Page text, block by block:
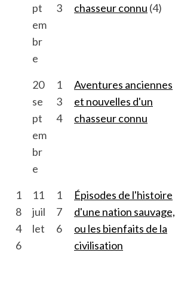
pt
em
br
e
3
chasseur connu (4)
20
se
pt
em
br
e
1
3
4
Aventures anciennes
et nouvelles d'un
chasseur connu
1
8
4
6
11
juil
let
1
7
6
Épisodes de l'histoire
d'une nation sauvage,
ou les bienfaits de la
civilisation